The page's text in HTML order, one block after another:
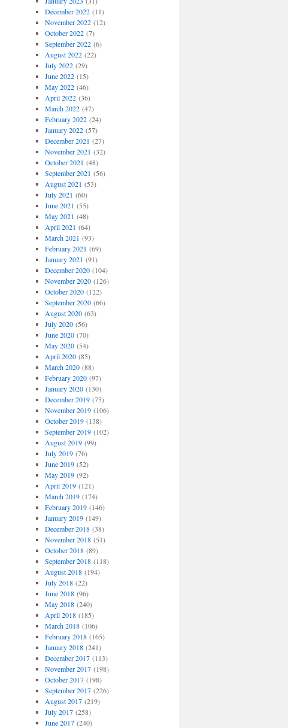
December 2022(11)
November 2022(12)
October 2022(7)
September 2022(6)
August 2022(22)
July 2022(29)
June 2022(15)
May 2022(46)
April 2022(36)
March 2022(47)
February 2022(24)
January 2022(57)
December 2021 (27)
November 2021 (32)
October 2021 (48)
September 2021 (56)
August 2021 (53)
July 2021 (60)
June 2021 (55)
May 2021 (48)
April 2021 (64)
March 2021 (93)
February 2021 (69)
January 2021 (91)
December 2020(104)
November 2020(126)
October 2020(122)
September 2020(66)
August 2020(63)
July 2020(56)
June 2020(70)
May 2020(54)
April 2020(85)
March 2020(88)
February 2020(97)
January 2020(130)
December 2019(75)
November 2019(106)
October 2019(138)
September 2019(102)
August 2019(99)
July 2019(76)
June 2019(52)
May 2019(92)
April 2019(121)
March 2019(174)
February 2019(146)
January 2019(149)
December 2018(38)
November 2018(51)
October 2018(89)
September 2018(118)
August 2018(194)
July 2018(22)
June 2018(96)
May 2018(240)
April 2018(185)
March 2018(106)
February 2018(165)
January 2018(241)
December 2017(113)
November 2017(198)
October 2017(198)
September 2017(226)
August 2017(219)
July 2017(258)
June 2017(240)